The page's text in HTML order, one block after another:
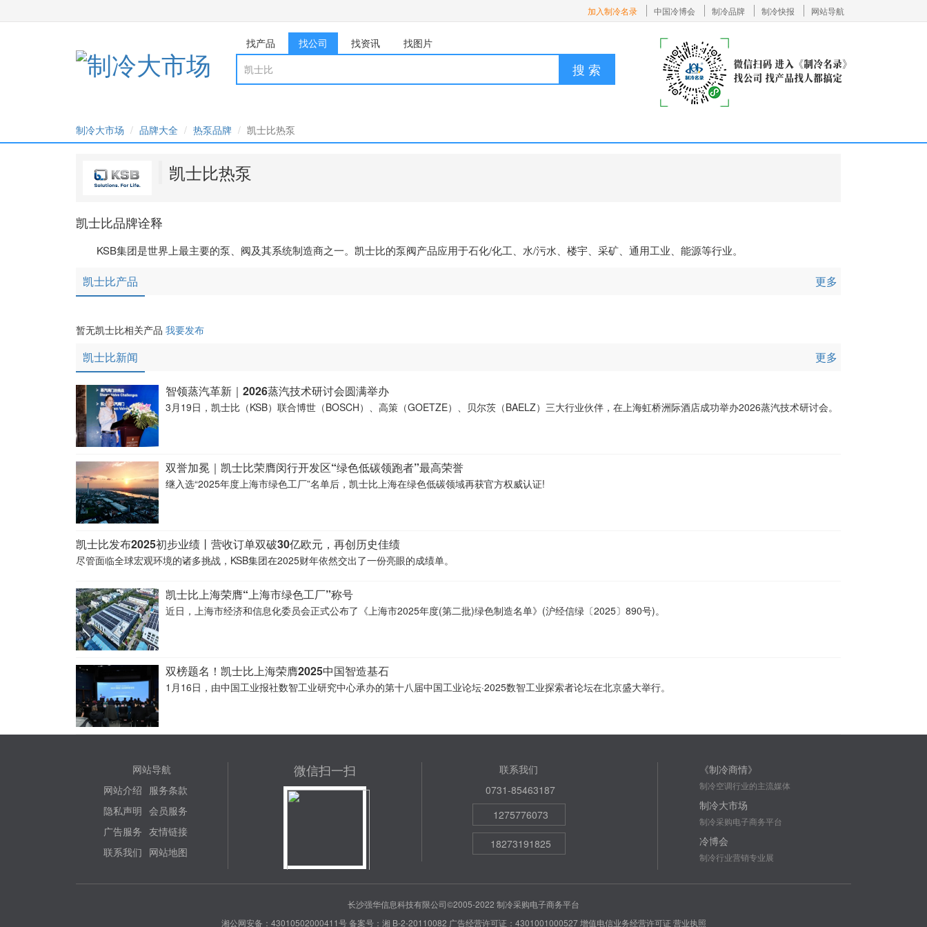
加入制冷名录 中国冷博会 制冷品牌 制冷快报 网站导航
找产品 找公司 找资讯 找图片
搜 索
制冷大市场 品牌大全 热泵品牌 凯士比热泵
凯士比热泵
凯士比品牌诠释
KSB集团是世界上最主要的泵、阀及其系统制造商之一。凯士比的泵阀产品应用于石化/化工、水/污水、楼宇、采矿、通用工业、能源等行业。
凯士比产品 更多
暂无凯士比相关产品 我要发布
凯士比新闻 更多
智领蒸汽革新｜2026蒸汽技术研讨会圆满举办
3月19日，凯士比（KSB）联合博世（BOSCH）、高策（GOETZE）、贝尔茨（BAELZ）三大行业伙伴，在上海虹桥洲际酒店成功举办2026蒸汽技术研讨会。
双誉加冕｜凯士比荣膺闵行开发区“绿色低碳领跑者”最高荣誉
继入选“2025年度上海市绿色工厂”名单后，凯士比上海在绿色低碳领域再获官方权威认证!
凯士比发布2025初步业绩丨营收订单双破30亿欧元，再创历史佳绩
尽管面临全球宏观环境的诸多挑战，KSB集团在2025财年依然交出了一份亮眼的成绩单。
凯士比上海荣膺“上海市绿色工厂”称号
近日，上海市经济和信息化委员会正式公布了《上海市2025年度(第二批)绿色制造名单》(沪经信绿〔2025〕890号)。
双榜题名！凯士比上海荣膺2025中国智造基石
1月16日，由中国工业报社数智工业研究中心承办的第十八届中国工业论坛·2025数智工业探索者论坛在北京盛大举行。
网站导航
网站介绍 服务条款
隐私声明 会员服务
广告服务 友情链接
联系我们 网站地图
微信扫一扫
联系我们
0731-85463187
1275776073
18273191825
《制冷商情》
制冷空调行业的主流媒体
制冷大市场
制冷采购电子商务平台
冷博会
制冷行业营销专业展
长沙强华信息科技有限公司©2005-2022 制冷采购电子商务平台
湘公网安备：43010502000411号备案号：湘 B-2-20110082 广告经营许可证：4301001000527增值电信业务经营许可证 营业执照